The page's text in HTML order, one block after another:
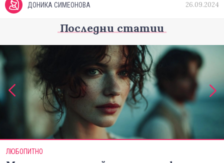
ДОНИКА СИМЕОНОВА 26.09.2024
Последни статии
ЛЮБОПИТНО